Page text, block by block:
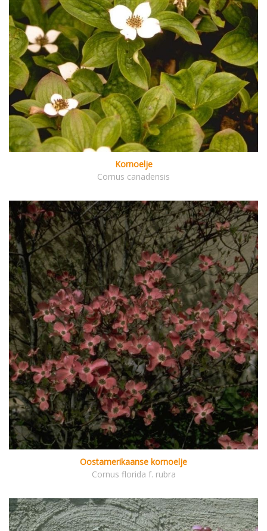
Kornoelje
Cornus canadensis
Oostamerikaanse kornoelje
Cornus florida f. rubra